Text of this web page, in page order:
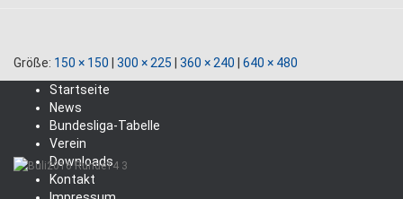
Größe: 150 × 150 300 × 225 360 × 240
640 × 480
Startseite
News
Bundesliga-Tabelle
Verein
Downloads
Kontakt